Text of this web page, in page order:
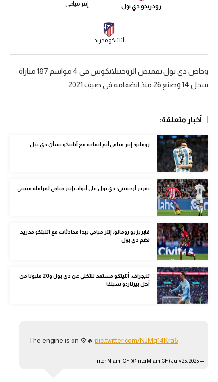
رياضات أخرى
أمم إفريقيا
كرة طائرة
الوطن العربي
في المونديال
رياضة نسائية
آسيا
أمريكا
ركن الألعاب
أقسام خاصة
رودريجو دي بول إنتر ميامي
أتلتيكو مدريد
وخاض دي بول بقميص الروخيبلانكوس في 4 مواسم 187 مباراة
سجل 14 وصنع 26 منذ انضمامه في صيف 2021.
أخبار متعلقة:
رومانو: إنتر ميامي أتم اتفاقه مع أتليتكو بشأن دي بول
تقرير أرجنتيني: دي بول على أبواب إنتر ميامي لمزاملة ميسي
فابريزيو رومانو: إنتر ميامي يبدأ محادثات مع أتليتكو مدريد
لضم دي بول
تليجراف: أتليتكو مستعد للتخلي عن دي بول و20 مليونا من
أجل بيرناردو سيلفا
The engine is on ⚙️🔥 pic.twitter.com/NJMq14Kra6
— Inter Miami CF (@InterMiamiCF)
July 25, 2025